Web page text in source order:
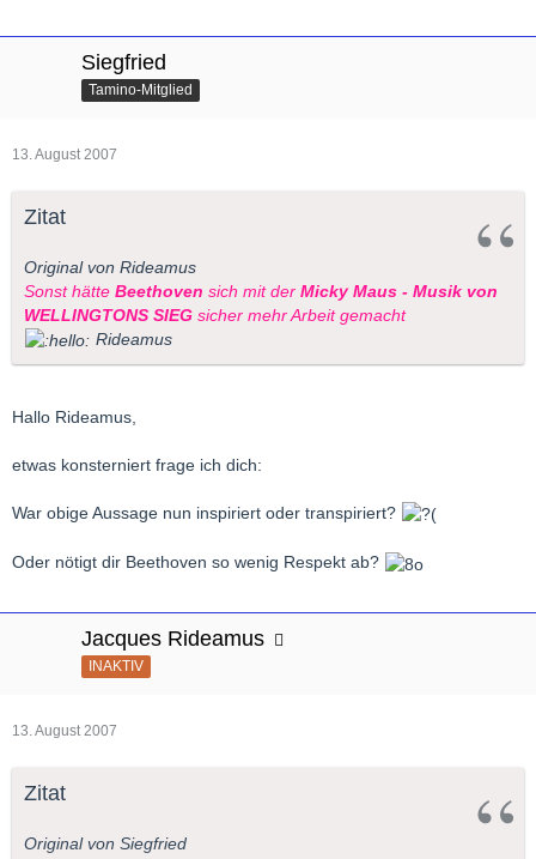
Siegfried
Tamino-Mitglied
13. August 2007
Zitat
Original von Rideamus
Sonst hätte Beethoven sich mit der Micky Maus - Musik von
WELLINGTONS SIEG sicher mehr Arbeit gemacht
Rideamus
Hallo Rideamus,
etwas konsterniert frage ich dich:
War obige Aussage nun inspiriert oder transpiriert?
Oder nötigt dir Beethoven so wenig Respekt ab?
Jacques Rideamus
INAKTIV
13. August 2007
Zitat
Original von Siegfried